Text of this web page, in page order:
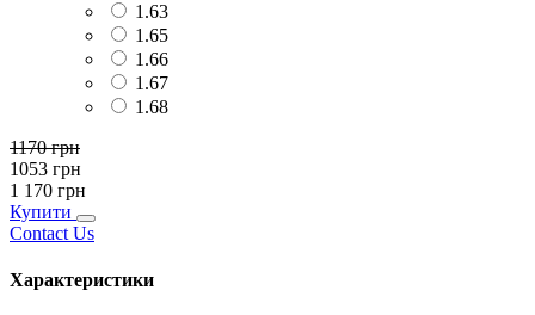
1.63
1.65
1.66
1.67
1.68
1170грн
1053 грн
1 170 грн
Купити
Contact Us
Характеристики